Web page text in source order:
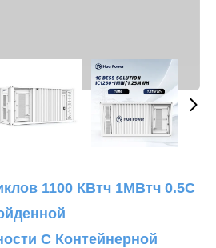
1100 КВтч 1МВтч 0.5С
С Контейнерной